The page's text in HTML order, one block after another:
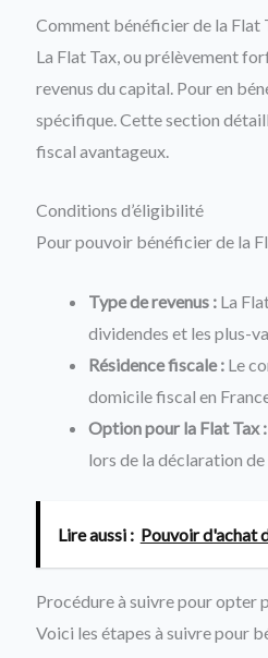
Comment bénéficier de la Flat
La Flat Tax, ou prélèvement
revenus du capital. Pour en
spécifique. Cette section
fiscal avantageux.
Conditions d’éligibilité
Pour pouvoir bénéficier de la
Type de revenus :La
dividendes et les plus-
Résidence fiscale :Le
domicile fiscal en
Option pour la Flat Tax :
lors de la déclaration de
Lire aussi : Pouvoir d'achat
Procédure à suivre pour opter
Voici les étapes à suivre pour